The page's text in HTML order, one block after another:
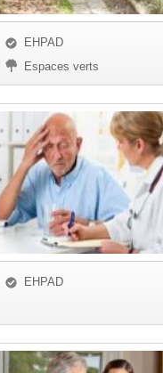
EHPAD
Espaces verts
EHPAD